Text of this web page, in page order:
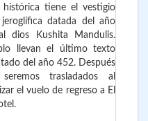
histórica tiene el vestigio
datada del año
dios Kushita Mandulis.
llevan el último texto
del año 452. Después
trasladados al
el vuelo de regreso a El